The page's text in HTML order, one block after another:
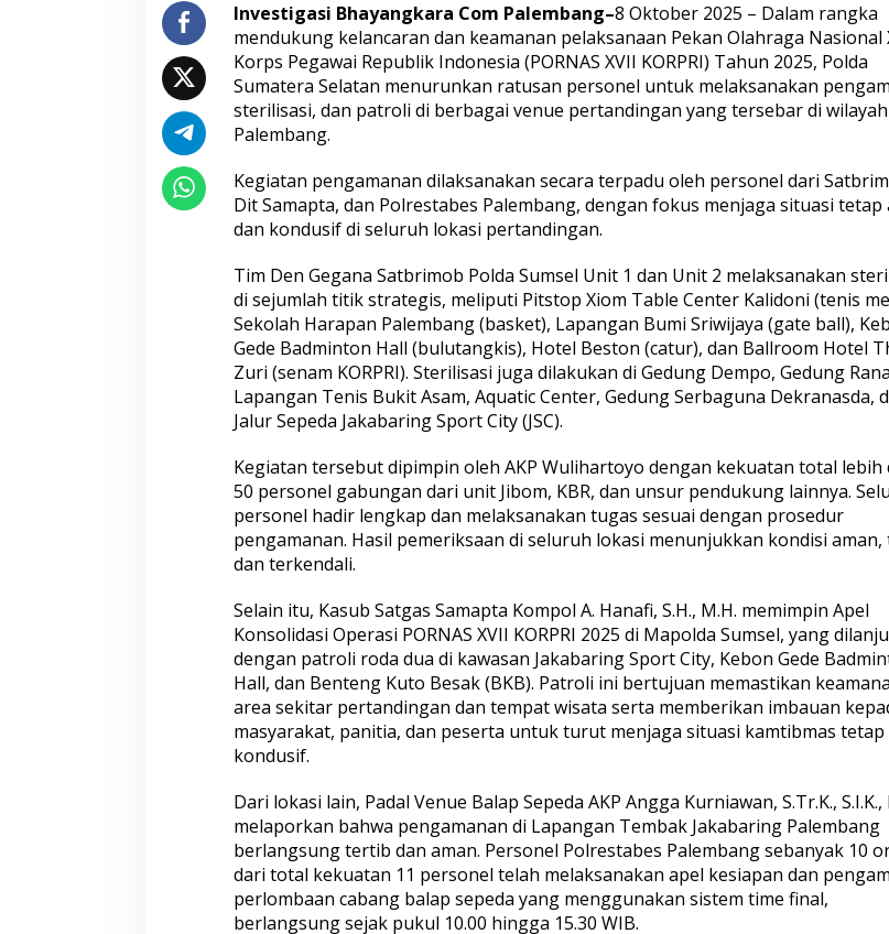
Investigasi Bhayangkara Com Palembang–8 Oktober 2025 – Dalam rangka
mendukung kelancaran dan keamanan pelaksanaan Pekan Olahraga Nasional
Korps Pegawai Republik Indonesia (PORNAS XVII KORPRI) Tahun 2025, Polda
Sumatera Selatan menurunkan ratusan personel untuk melaksanakan
sterilisasi, dan patroli di berbagai venue pertandingan yang tersebar di
Palembang.
Kegiatan pengamanan dilaksanakan secara terpadu oleh personel dari
Dit Samapta, dan Polrestabes Palembang, dengan fokus menjaga situasi tetap
dan kondusif di seluruh lokasi pertandingan.
Tim Den Gegana Satbrimob Polda Sumsel Unit 1 dan Unit 2 melaksanakan
di sejumlah titik strategis, meliputi Pitstop Xiom Table Center Kalidoni (tenis
Sekolah Harapan Palembang (basket), Lapangan Bumi Sriwijaya (gate ball),
Gede Badminton Hall (bulutangkis), Hotel Beston (catur), dan Ballroom Hotel
Zuri (senam KORPRI). Sterilisasi juga dilakukan di Gedung Dempo, Gedung
Lapangan Tenis Bukit Asam, Aquatic Center, Gedung Serbaguna Dekranasda,
Jalur Sepeda Jakabaring Sport City (JSC).
Kegiatan tersebut dipimpin oleh AKP Wulihartoyo dengan kekuatan total lebih
50 personel gabungan dari unit Jibom, KBR, dan unsur pendukung lainnya.
personel hadir lengkap dan melaksanakan tugas sesuai dengan prosedur
pengamanan. Hasil pemeriksaan di seluruh lokasi menunjukkan kondisi
dan terkendali.
Selain itu, Kasub Satgas Samapta Kompol A. Hanafi, S.H., M.H. memimpin Apel
Konsolidasi Operasi PORNAS XVII KORPRI 2025 di Mapolda Sumsel, yang
dengan patroli roda dua di kawasan Jakabaring Sport City, Kebon Gede
Hall, dan Benteng Kuto Besak (BKB). Patroli ini bertujuan memastikan
area sekitar pertandingan dan tempat wisata serta memberikan imbauan
masyarakat, panitia, dan peserta untuk turut menjaga situasi kamtibmas tetap
kondusif.
Dari lokasi lain, Padal Venue Balap Sepeda AKP Angga Kurniawan, S.Tr.K., S.I.K.,
melaporkan bahwa pengamanan di Lapangan Tembak Jakabaring Palembang
berlangsung tertib dan aman. Personel Polrestabes Palembang sebanyak 10
dari total kekuatan 11 personel telah melaksanakan apel kesiapan dan
perlombaan cabang balap sepeda yang menggunakan sistem time final,
berlangsung sejak pukul 10.00 hingga 15.30 WIB.